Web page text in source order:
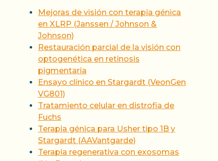
Mejoras de visión con terapia génica
en XLRP (Janssen / Johnson &
Johnson)
Restauración parcial de la visión con
optogenética en retinosis
pigmentaria
Ensayo clínico en Stargardt (VeonGen
VG801)
Tratamiento celular en distrofia de
Fuchs
Terapia génica para Usher tipo 1B y
Stargardt (AAVantgarde)
Terapia regenerativa con exosomas